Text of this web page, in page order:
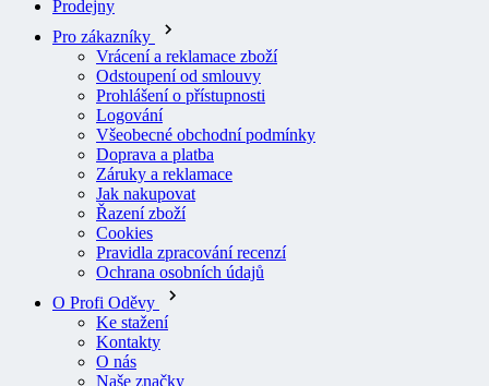
Pro zákazníky
Vrácení a reklamace zboží
Odstoupení od smlouvy
Prohlášení o přístupnosti
Logování
Všeobecné obchodní podmínky
Doprava a platba
Záruky a reklamace
Jak nakupovat
Řazení zboží
Cookies
Pravidla zpracování recenzí
Ochrana osobních údajů
O Profi Oděvy
Ke stažení
Kontakty
O nás
Naše značky
Pomáháme